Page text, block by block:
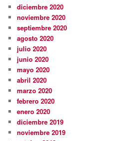
diciembre 2020
noviembre 2020
septiembre 2020
agosto 2020
julio 2020
junio 2020
mayo 2020
abril 2020
marzo 2020
febrero 2020
enero 2020
diciembre 2019
noviembre 2019